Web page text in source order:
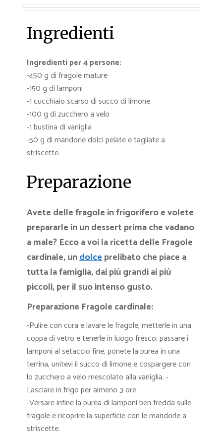
Ingredienti
Ingredienti per 4 persone:
-450 g di fragole mature
-150 g di lamponi
-1 cucchiaio scarso di succo di limone
-100 g di zucchero a velo
-1 bustina di vaniglia
-50 g di mandorle dolci pelate e tagliate a
striscette.
Preparazione
Avete delle fragole in frigorifero e volete
prepararle in un dessert prima che vadano
a male? Ecco a voi la ricetta delle Fragole
cardinale, undolceprelibato che piace a
tutta la famiglia, dai più grandi ai più
piccoli, per il suo intenso gusto.
Preparazione Fragole cardinale:
-Pulire con cura e lavare le fragole, metterle in una
coppa di vetro e tenerle in luogo fresco; passare i
lamponi al setaccio fine, ponete la purea in una
terrina, unitevi il succo di limone e cospargere con
lo zucchero a velo mescolato alla vaniglia. -
Lasciare in frigo per almeno 3 ore.
-Versare infine la purea di lamponi ben fredda sulle
fragole e ricoprire la superficie con le mandorle a
striscette.